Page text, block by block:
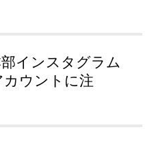
インスタグラム
ウントに注